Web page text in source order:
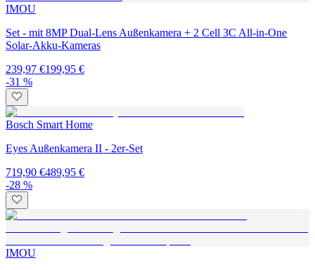
IMOU
Set - mit 8MP Dual-Lens Außenkamera + 2 Cell 3C All-in-One
Solar-Akku-Kameras
239,97 €199,95 €
-31 %
Bosch Smart Home
Eyes Außenkamera II - 2er-Set
719,90 €489,95 €
-28 %
IMOU